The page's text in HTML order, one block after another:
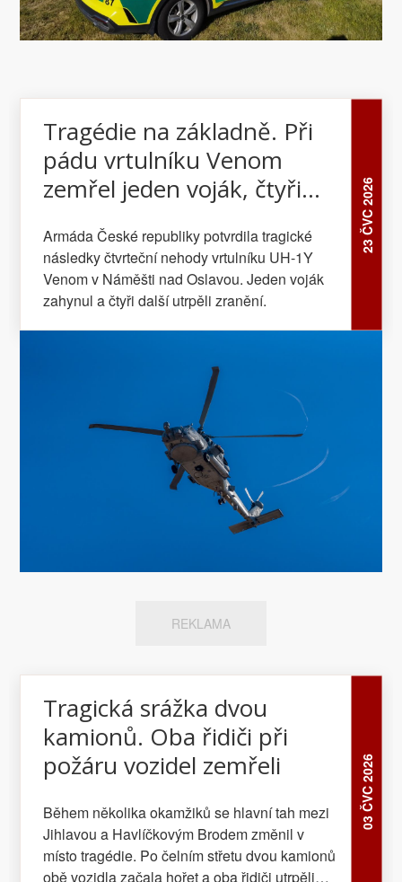
23 ČVC 2026
Tragédie na základně. Při
pádu vrtulníku Venom
zemřel jeden voják, čtyři
Armáda České republiky potvrdila tragické
následky čtvrteční nehody vrtulníku UH-1Y
Venom v Náměšti nad Oslavou. Jeden voják
zahynul a čtyři další utrpěli zranění.
REKLAMA
03 ČVC 2026
Tragická srážka dvou
kamionů. Oba řidiči při
požáru vozidel zemřeli
Během několika okamžiků se hlavní tah mezi
Jihlavou a Havlíčkovým Brodem změnil v
místo tragédie. Po čelním střetu dvou kamionů
obě vozidla začala hořet a oba řidiči utrpěli